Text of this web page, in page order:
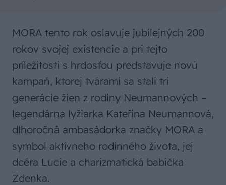
MORA tento rok oslavuje jubilejných 200
rokov svojej existencie a pri tejto
príležitosti s hrdosťou predstavuje novú
kampaň, ktorej tvárami sa stali tri
generácie žien z rodiny Neumannových –
legendárna lyžiarka Kateřina Neumannová,
dlhoročná ambasádorka značky MORA a
symbol aktívneho rodinného života, jej
dcéra Lucie a charizmatická babička
Zdenka.